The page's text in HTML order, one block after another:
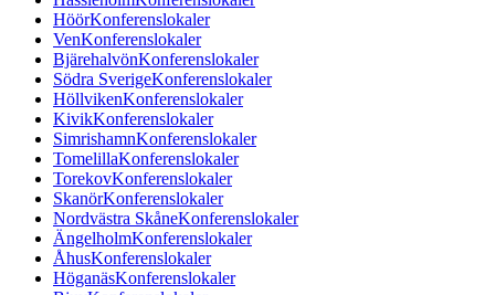
HöörKonferenslokaler
VenKonferenslokaler
BjärehalvönKonferenslokaler
Södra SverigeKonferenslokaler
HöllvikenKonferenslokaler
KivikKonferenslokaler
SimrishamnKonferenslokaler
TomelillaKonferenslokaler
TorekovKonferenslokaler
SkanörKonferenslokaler
Nordvästra SkåneKonferenslokaler
ÄngelholmKonferenslokaler
ÅhusKonferenslokaler
HöganäsKonferenslokaler